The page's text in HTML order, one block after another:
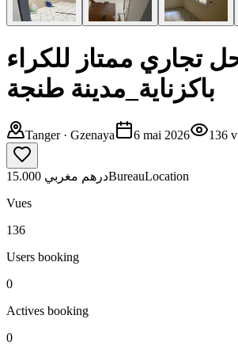
تجاري ممتاز للكراء
باكزناية_مدينة طنجة
Tanger· Gzenaya 6 mai 2026 136
15.000 درهم مغربيBureauLocation
Vues
136
Users booking
0
Actives booking
0